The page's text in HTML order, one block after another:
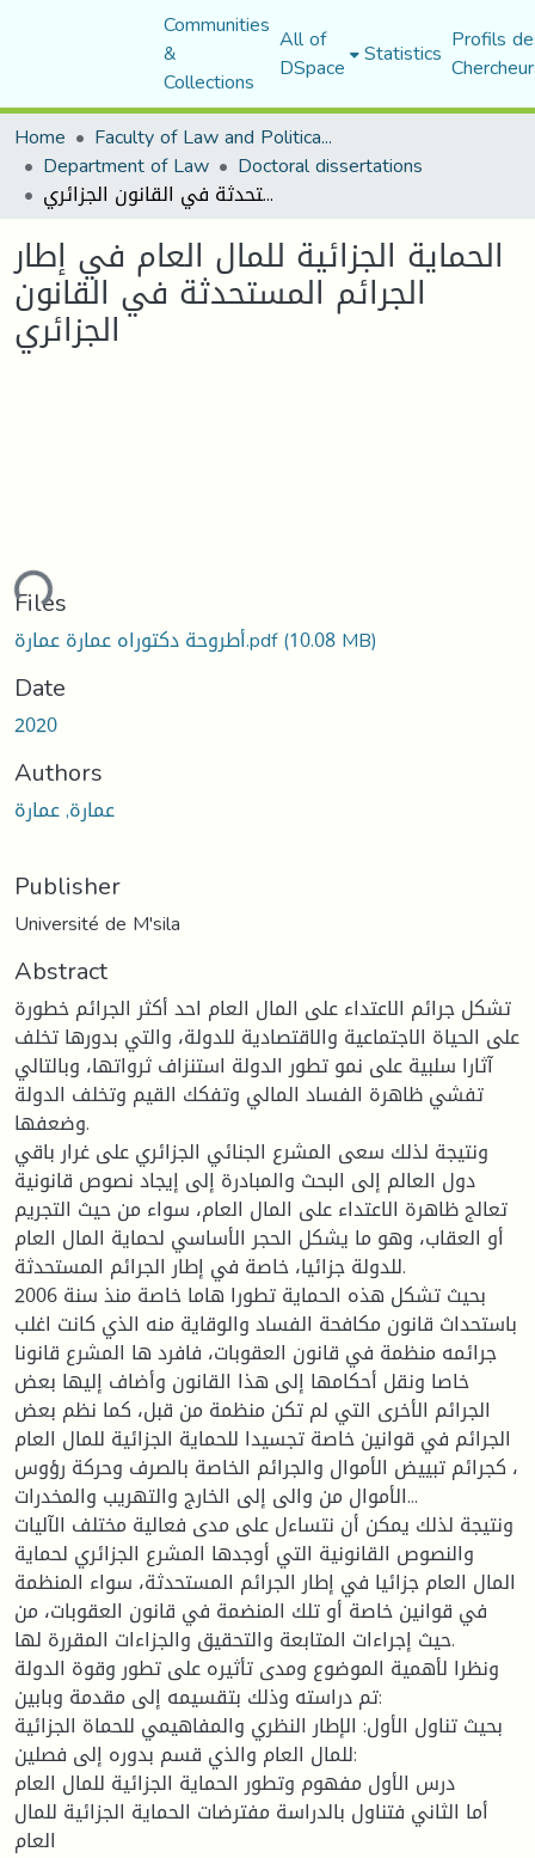
Communities
&
Collections
All of
DSpace Statistics Profils
Home
Faculty of Law and Political Science
Department of Law Doctoral dissertations
الحماية الجزائية للمال العام في إطار الجرائم المستحدثة في القانون الجزائري
الحماية الجزائية للمال العام في إطار
الجرائم المستحدثة في القانون
الجزائري
Files
أطروحة دكتوراه عمارة عمارة.pdf(10.08 MB)
Date
2020
Authors
عمارة, عمارة
Publisher
Université de M'sila
Abstract
تشكل جرائم الاعتداء على المال العام احد أكثر الجرائم خطورة
على الحياة الاجتماعية والاقتصادية للدولة، والتي بدورها تخلف
آثارا سلبية على نمو تطور الدولة استنزاف ثرواتها، وبالتالي
تفشي ظاهرة الفساد المالي وتفكك القيم وتخلف الدولة
وضعفها.
ونتيجة لذلك سعى المشرع الجنائي الجزائري على غرار باقي
دول العالم إلى البحث والمبادرة إلى إيجاد نصوص قانونية
تعالج ظاهرة الاعتداء على المال العام، سواء من حيث التجريم
أو العقاب، وهو ما يشكل الحجر الأساسي لحماية المال العام
للدولة جزائيا، خاصة في إطار الجرائم المستحدثة.
بحيث تشكل هذه الحماية تطورا هاما خاصة منذ سنة 2006
باستحداث قانون مكافحة الفساد والوقاية منه الذي كانت اغلب
جرائمه منظمة في قانون العقوبات، فافرد ها المشرع قانونا
خاصا ونقل أحكامها إلى هذا القانون وأضاف إليها بعض
الجرائم الأخرى التي لم تكن منظمة من قبل، كما نظم بعض
الجرائم في قوانين خاصة تجسيدا للحماية الجزائية للمال العام
، كجرائم تبييض الأموال والجرائم الخاصة بالصرف وحركة رؤوس
الأموال من والى إلى الخارج والتهريب والمخدرات...
ونتيجة لذلك يمكن أن نتساءل على مدى فعالية مختلف الآليات
والنصوص القانونية التي أوجدها المشرع الجزائري لحماية
المال العام جزائيا في إطار الجرائم المستحدثة، سواء المنظمة
في قوانين خاصة أو تلك المنضمة في قانون العقوبات، من
حيث إجراءات المتابعة والتحقيق والجزاءات المقررة لها.
ونظرا لأهمية الموضوع ومدى تأثيره على تطور وقوة الدولة
تم دراسته وذلك بتقسيمه إلى مقدمة وبابين:
بحيث تناول الأول: الإطار النظري والمفاهيمي للحماة الجزائية
للمال العام والذي قسم بدوره إلى فصلين:
درس الأول مفهوم وتطور الحماية الجزائية للمال العام
أما الثاني فتناول بالدراسة مفترضات الحماية الجزائية للمال
العام